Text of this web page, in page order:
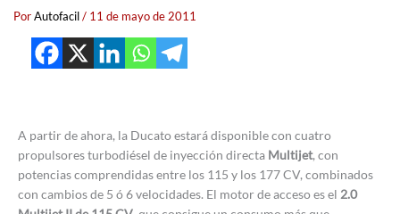
PorAutofacil/ 11 de mayo de 2011
A partir de ahora, la Ducato estará disponible con cuatro
propulsores turbodiésel de inyección directa Multijet, con
potencias comprendidas entre los 115 y los 177 CV, combinados
con cambios de 5 ó 6 velocidades. El motor de acceso es el 2.0